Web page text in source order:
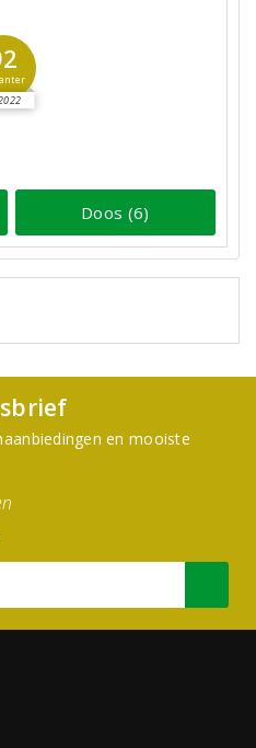
2022
Doos (6)
en mooiste